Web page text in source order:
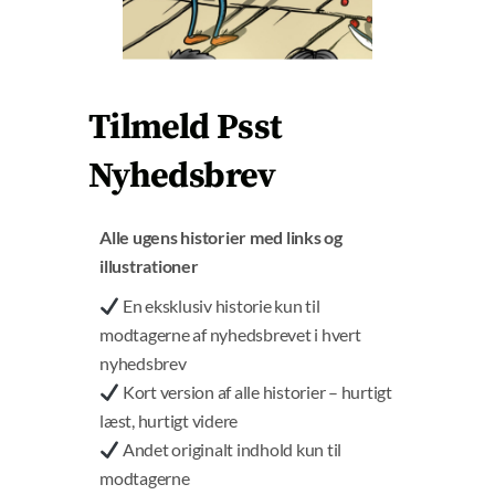
Claus Sørensen: “Bovaer er statsbeordret
dyremishandling, intet mindre.” Privatfoto.
Læs også: Dyrlæge Jørn Erri om Bovaer 365 dage
Tilmeld Psst
Nyhedsbrev
Alle ugens historier med links og
illustrationer
En eksklusiv historie kun til
modtagerne af nyhedsbrevet i hvert
nyhedsbrev
Kort version af alle historier – hurtigt
læst, hurtigt videre
Andet originalt indhold kun til
modtagerne